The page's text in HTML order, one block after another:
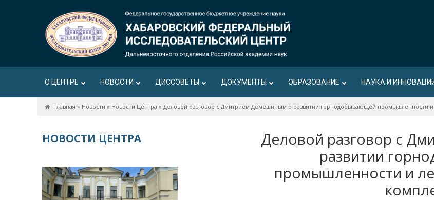
О ЦЕНТРЕ НОВОСТИ ДИССОВЕТЫ ДОКУМЕНТЫ ОБРАЗОВАНИЕ НАУКА И
Главная » Новости » Новости Центра » Деловой разговор с Дмитрием Демешиным о развитии горнодобывающей промышленности
Деловой разговор с
развитии
промышленности и
НОВОСТИ ЦЕНТРА